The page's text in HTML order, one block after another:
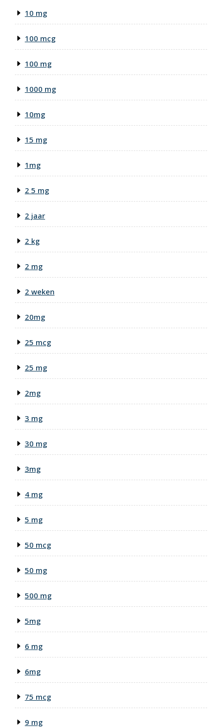
10 mg
100 mcg
100 mg
1000 mg
10mg
15 mg
1mg
2 5 mg
2 jaar
2 kg
2 mg
2 weken
20mg
25 mcg
25 mg
2mg
3 mg
30 mg
3mg
4 mg
5 mg
50 mcg
50 mg
500 mg
5mg
6 mg
6mg
75 mcg
9 mg